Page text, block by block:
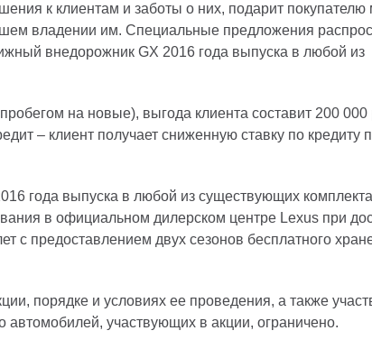
к клиентам и заботы о них, подарит покупателю
владении им. Специальные предложения
внедорожник GX 2016 года выпуска в любой из
на новые), выгода клиента составит 200
– клиент получает сниженную ставку по кредиту
года выпуска в любой из существующих
в официальном дилерском центре Lexus при
с предоставлением двух сезонов бесплатного
порядке и условиях ее проведения, а также
автомобилей, участвующих в акции, ограничено.